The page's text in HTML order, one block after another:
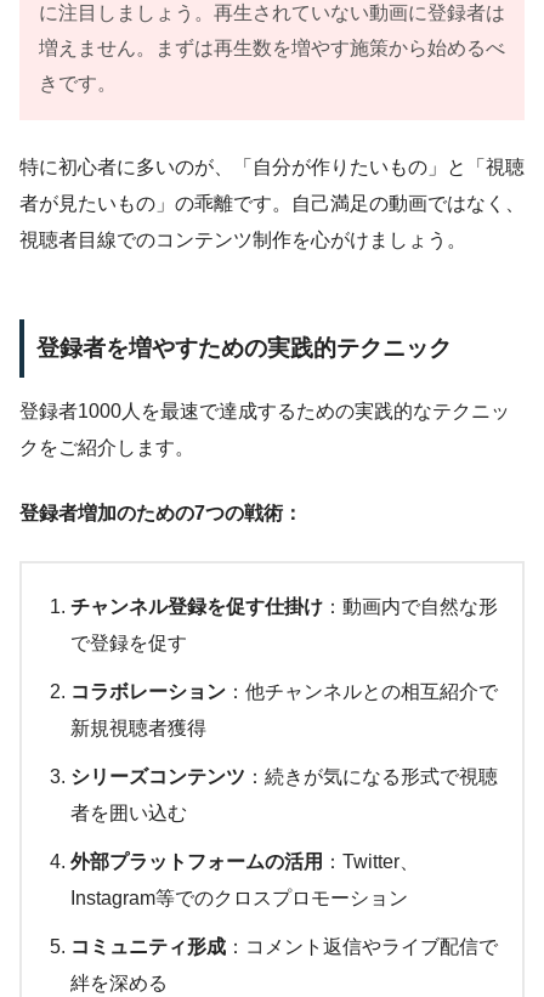
に注目しましょう。再生されていない動画に登録者は
増えません。まずは再生数を増やす施策から始めるべ
きです。
特に初心者に多いのが、「自分が作りたいもの」と「視聴
者が見たいもの」の乖離です。自己満足の動画ではなく、
視聴者目線でのコンテンツ制作を心がけましょう。
登録者を増やすための実践的テクニック
登録者1000人を最速で達成するための実践的なテクニッ
クをご紹介します。
登録者増加のための7つの戦術：
チャンネル登録を促す仕掛け ：動画内で自然な形
で登録を促す
コラボレーション ：他チャンネルとの相互紹介で
新規視聴者獲得
シリーズコンテンツ ：続きが気になる形式で視聴
者を囲い込む
外部プラットフォームの活用 ：Twitter、
Instagram等でのクロスプロモーション
コミュニティ形成 ：コメント返信やライブ配信で
絆を深める